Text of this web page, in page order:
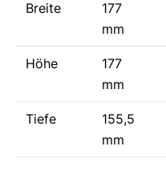
Breite
177
mm
Höhe
177
mm
Tiefe
155,5
mm